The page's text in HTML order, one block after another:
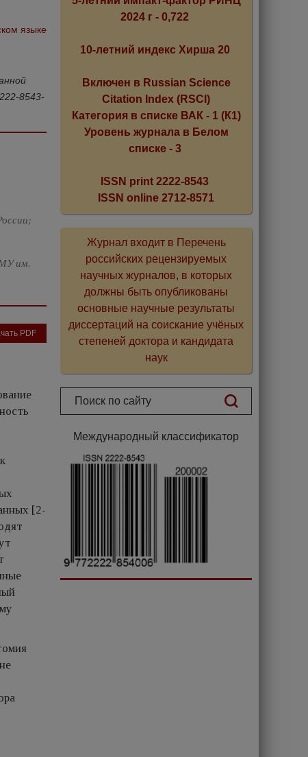
языке
8543-
им.
PDF
[2-
2024 г - 0,722
10-летний индекс Хирша 20
Включен в Russian Science
Citation Index (RSCI)
Категория в списке ВАК - 1 (К1)
Уровень журнала в Белом
списке - 3
ISSN print 2222-8543
ISSN online 2712-8571
Журнал входит в Перечень
российских рецензируемых
научных журналов, в которых
должны быть опубликованы
основные научные результаты
диссертаций на соискание учёных
степеней доктора и кандидата
наук
Международный классификатор